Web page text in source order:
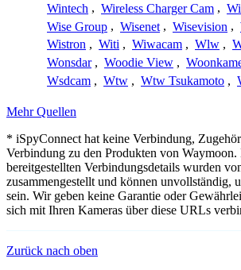
Wintech , Wireless Charger Cam ,
Wise Group , Wisenet , Wisevision ,
Wistron , Witi , Wiwacam , Wlw ,
Wonsdar , Woodie View ,
Wsdcam , Wtw , Wtw Tsukamoto ,
Mehr Quellen
* iSpyConnect hat keine Verbindung,
Verbindung zu den Produkten von
bereitgestellten Verbindungsdetails wurden
zusammengestellt und können unvollständig,
sein. Wir geben keine Garantie oder
sich mit Ihren Kameras über diese URLs
Zurück nach oben